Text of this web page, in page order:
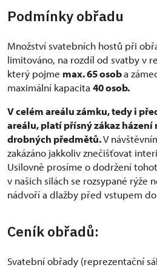
Podmínky obřadu
Množství svatebních hostů při
limitováno, na rozdíl od svatby v
který pojme max. 65 osoba
maximální kapacita 40 osob.
V celém areálu zámku, tedy i
areálu, platí přísný zákaz házení
drobných předmětů.V
zakázáno jakkoliv znečišťovat
Usilovně prosíme o dodržení
v našich silách se rozsypané rýže
nádvoří a dlažby před vstupem
Ceník obřadů:
Svatební obřady (reprezentační